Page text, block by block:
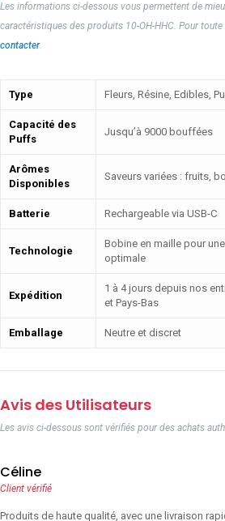
Les informations ci-dessous vous permettent de
caractéristiques des produits 10-OH-HHC. Pour
contacter.
Type Fleurs, Résine, Edibles,
Capacité des
Puffs
Jusqu’à 9000 bouffées
Arômes
Disponibles
Saveurs variées : fruits,
Batterie Rechargeable via USB-C
Technologie
Bobine en maille pour
optimale
Expédition
1 à 4 jours depuis nos
et Pays-Bas
Emballage Neutre et discret
Avis des Utilisateurs
Les avis ci-dessous sont vérifiés pour des achats
Céline
Client vérifié
Produits de haute qualité, avec une livraison